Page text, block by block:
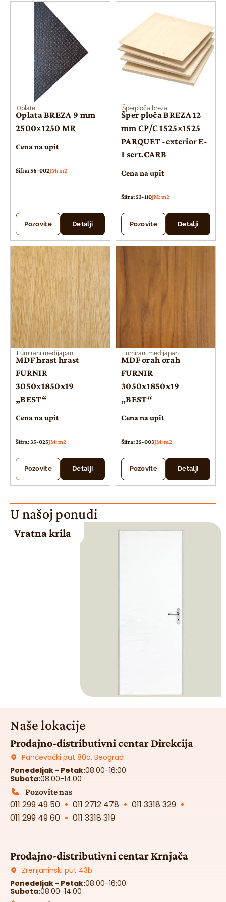
Oplate
Oplata BREZA 9 mm
2500×1250 MR
Cena na upit
Šifra: 56-002JM: m2
Pozovite Detalji
Šperploča breza
Šper ploča BREZA 12
mm CP/C 1525×1525
PARQUET -exterior E-
1 sert.CARB
Cena na upit
Šifra: 53-110JM: m2
Pozovite Detalji
Furnirani medijapan
MDF hrast hrast
FURNIR
3050x1850x19
„BEST“
Cena na upit
Šifra: 35-025JM: m2
Pozovite Detalji
Furnirani medijapan
MDF orah orah
FURNIR
3050x1850x19
„BEST“
Cena na upit
Šifra: 35-003JM: m2
Pozovite Detalji
U našoj ponudi
Vratna krila
Naše lokacije
Prodajno-distributivni centar Direkcija
Pančevački put 80a, Beograd
Ponedeljak - Petak:08:00-16:00
Subota:08:00-14:00
Pozovite nas
011 299 49 50 011 2712 478
011 3318 329
011 299 49 60
011 3318 319
Prodajno-distributivni centar Krnjača
Zrenjaninski put 43b
Ponedeljak - Petak:08:00-16:00
Subota:08:00-14:00